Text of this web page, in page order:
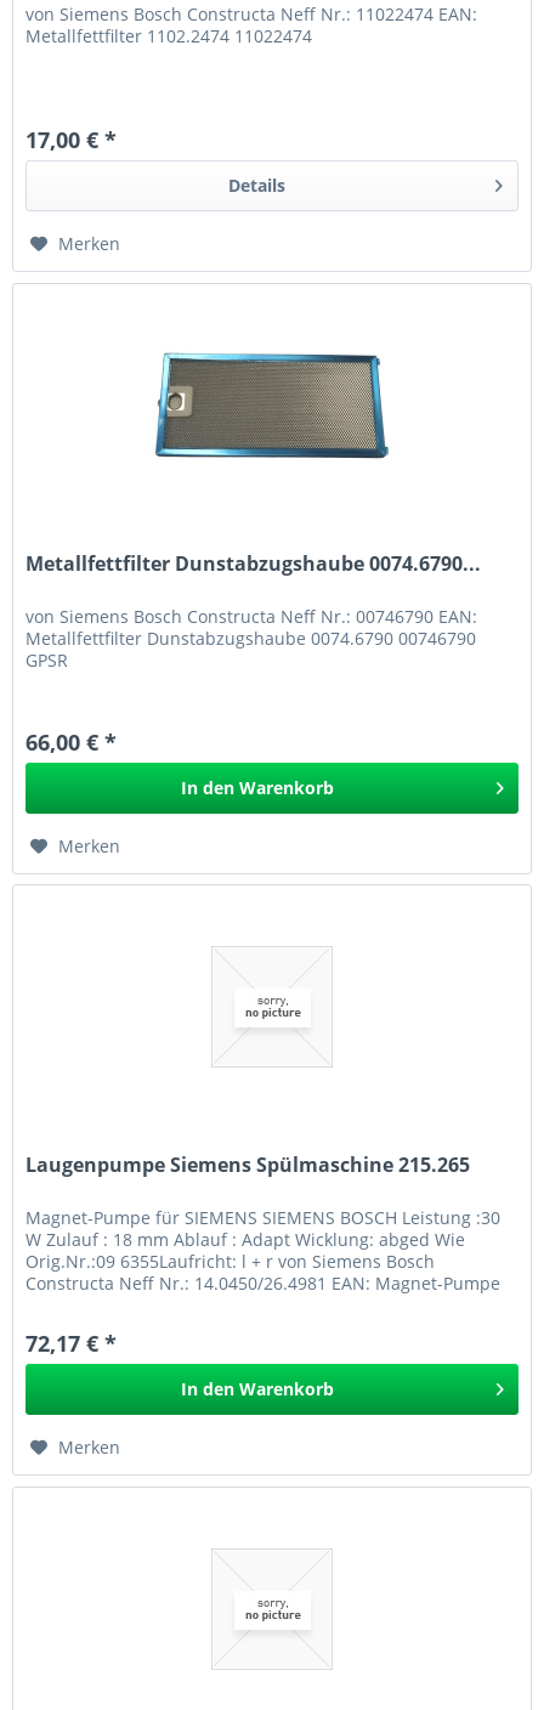
von Siemens Bosch Constructa Neff Nr.: 11022474 EAN:
Metallfettfilter 1102.2474 11022474
17,00 € *
Details
Merken
Metallfettfilter Dunstabzugshaube 0074.6790...
von Siemens Bosch Constructa Neff Nr.: 00746790 EAN:
Metallfettfilter Dunstabzugshaube 0074.6790 00746790
GPSR
66,00 € *
In den Warenkorb
Merken
Laugenpumpe Siemens Spülmaschine 215.265
Magnet-Pumpe für SIEMENS SIEMENS BOSCH Leistung :30
W Zulauf : 18 mm Ablauf : Adapt Wicklung: abged Wie
Orig.Nr.:09 6355Laufricht: l + r von Siemens Bosch
Constructa Neff Nr.: 14.0450/26.4981 EAN: Magnet-Pumpe
72,17 € *
In den Warenkorb
Merken